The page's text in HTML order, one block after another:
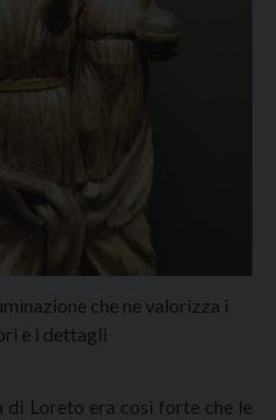
che ne valorizza i
e i dettagli
di Loreto era così forte che le